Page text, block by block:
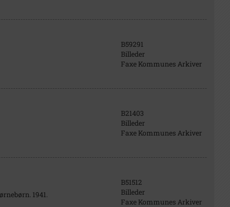
B59291
Billeder
Faxe Kommunes Arkiver
B21403
Billeder
Faxe Kommunes Arkiver
1941.
B51512
Billeder
Faxe Kommunes Arkiver